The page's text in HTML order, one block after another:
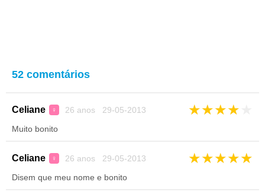
52 comentários
Celiane ♀ 26 anos 29-05-2013 ★★★★
Muito bonito
Celiane ♀ 26 anos 29-05-2013 ★★★★★
Disem que meu nome e bonito